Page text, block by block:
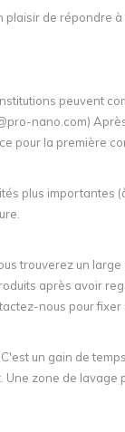
de répondre
peuvent
nano.com)
pour la première
plus importantes
trouverez un
après avoir
nous pour fixer
un gain de
zone de lavage